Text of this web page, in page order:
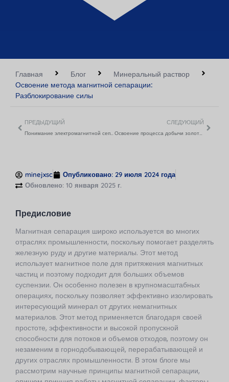
Главная Блог
Минеральный раствор
Освоение метода магнитной сепарации:
Разблокирование силы
ПРЕДЫДУЩИЙ
Понимание электромагнитной сепарации: Исчерпывающее руководство
СЛЕДУЮЩИЙ
Освоение процесса добычи золота: Советы экспертов
minejxsc Опубликовано: 29 июля 2024 года
Обновлено: 10 января 2025 г.
Предисловие
Магнитная сепарация широко используется во многих
отраслях промышленности, поскольку помогает разделять
железную руду и другие материалы. Этот метод
использует магнитное поле для притяжения магнитных
частиц и поэтому подходит для больших объемов
суспензии. Он особенно полезен в крупномасштабных
операциях, поскольку позволяет эффективно изолировать
интересующий минерал от других немагнитных
материалов. Этот метод применяется благодаря своей
простоте, эффективности и высокой пропускной
способности для потоков и объемов отходов, поэтому он
незаменим в горнодобывающей, перерабатывающей и
других отраслях промышленности. В этом блоге мы
рассмотрим научные принципы магнитной сепарации,